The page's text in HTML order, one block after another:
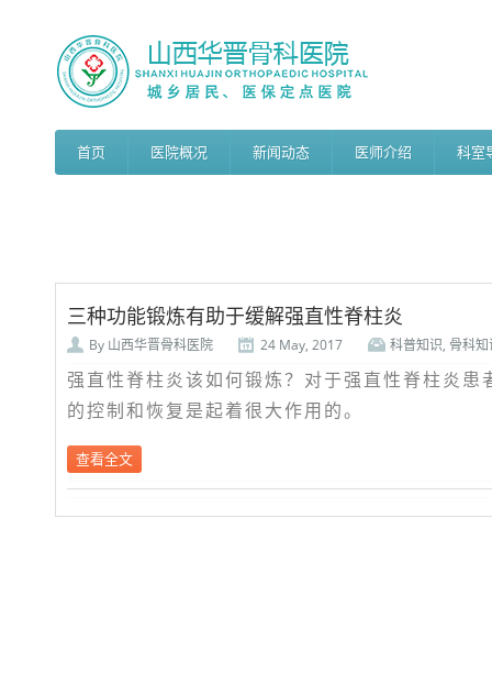
首页 医院概况 新闻动态 医师介绍 科室
三种功能锻炼有助于缓解强直性脊柱炎
By 山西华晋骨科医院 24 May, 2017 科普知识, 骨科知
强直性脊柱炎该如何锻炼？对于强直性脊柱炎
的控制和恢复是起着很大作用的。
查看全文